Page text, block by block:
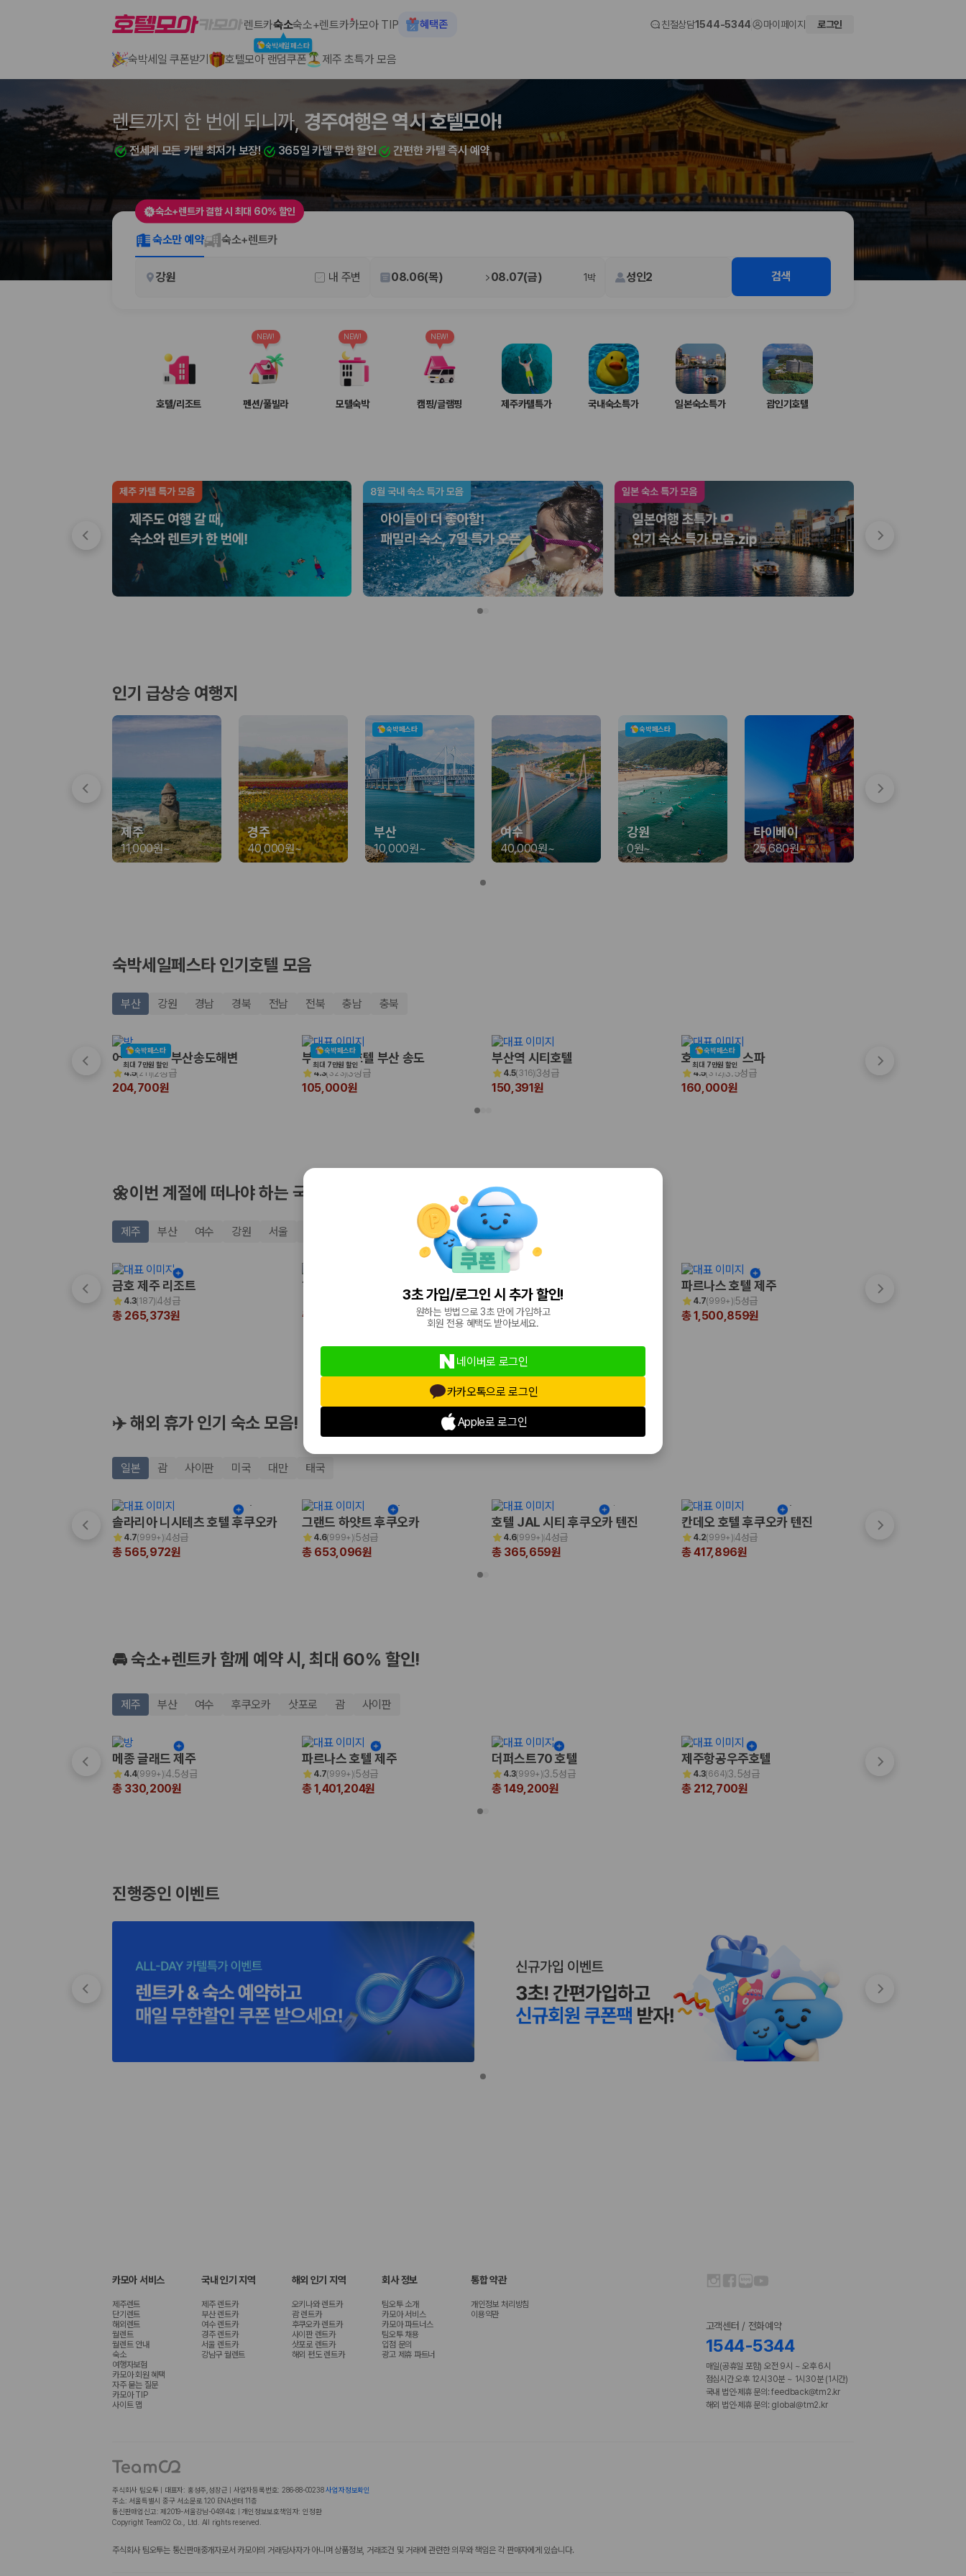
2000만 이용고객이 선택한 제주 렌트카 가격비교 플랫폼
제주렌트카 가격비교는 카모아에서 한 번에
제주도 렌트카는 업체마다 차량 가격, 보험 조건, 면책금, 보상 한도, 인수 장소, 취소 규정이 다릅니다. 카모아는 여러 제주 렌트카 업체의 조건을 한 화면에서 비교해 사용자가 자신의 일정과 예산에 맞는 차량을 선택할 수 있도
일반자차, 완전자차, 슈퍼자차의 면책금과 보상 한도를 비교합니다.
셔틀 이동, 인수 위치, 반납 편의성을 함께 확인합니다.
비교 후 원하는 차량을 바로 예약할 수 있습니다.
제주렌트카 최저가는 차량 기본요금만으로 판단하기 어렵습니다. 보험 포함 여부, 면책금, 보상 한도, 옵션 비용, 취소 수수료를 함께 확인해야 실제로 저렴한 차량을 고를 수 있습니다.
2. 보험 조건은 가격만큼 중요합니다
완전자차와 슈퍼자차는 업체별 보장 범위가 다를 수 있습니다. 카모아에서는 제주 렌트카 가격과 함께 보험 조건을 비교해 여행 스타일에 맞는 보장 수준을 선택할 수 있습니다.
3. 제주공항 접근성과 셔틀 조건을 함께 확인하세요
제주 렌트카는 차량 인수 위치와 셔틀 편의성에 따라 실제 이용 만족도가 달라집니다. 공항에서 렌트카 사무실까지의 이동 조건을 가격과 함께 비교하는 것이 좋습니다.
커플·친구 여행에서 많이 선택되며 가격과 승차감의 균형이 좋은 차종입니다.
가족 여행, 짐이 많은 여행, 장거리 이동에 적합하며 보험 조건과 차량 연식을 함께 비교하는 것이 좋습니다.
단체 여행이나 4인 이상 가족 여행에 적합하며 인원수, 짐 공간, 보험 조건을 함께 확인해야 합니다.
제주렌트카 보험까지 비교해야 진짜 가격비교입니다
동일한 차량이라도 보험 조건에 따라 실제 부담 금액이 달라질 수 있습니다. 카모아는 제주 렌트카 가격뿐 아니라 일반자차, 완전자차, 슈퍼자차 조건을 함께 확인할 수 있도록 돕습니다.
사고 발생 시 일정 금액의 면책금이 발생할 수 있습니다.
보상 한도 내에서 면책금 부담이 줄어드는 보험 조건입니다.
제주렌트카 가격비교 자주 묻는 질문
Q. 가족 여행에는 어떤 제주 렌트카를 비교해야 하나요?
제주렌트카 가격비교 주요 링크
국내 렌트카 가격비교
해외 렌트카 가격비교
렌트카숙소
숙박세일페스타
숙소+렌트카카모아 TIP 혜택존 친절상담1544-5344 마이페이지 로그인
숙박세일 쿠폰받기 호텔모아 랜덤쿠폰 제주 초특가 모음
렌트까지 한 번에 되니까, 경주여행은 역시 호텔모아!
전세계 모든 카텔 최저가 보장! 365일 카텔 무한 할인 간편한 카텔 즉시 예약
숙소+렌트카 결합 시 최대 60% 할인
숙소만 예약 숙소+렌트카
강원 내 주변 08.06(목) 08.07(금) 1박 성인2 검색
호텔/리조트 펜션/풀빌라
NEW!
모텔숙박
NEW!
캠핑/글램핑
NEW!
제주카텔특가 국내숙소특가 일본숙소특가 괌인기호텔
인기 급상승 여행지
제주
11,000원~
경주
40,000원~
숙박페스타
부산
10,000원~
여수
40,000원~
숙박페스타
강원
0원~
타이베이
25,680원~
숙박세일페스타 인기호텔 모음
부산 강원 경남 경북 전남 전북 충남 충북
숙박페스타
최대 7만원 할인
어반스테이 부산송도해변
4.5( 211)2성급
204,700원
숙박페스타
최대 7만원 할인
부산 비치 호텔 부산 송도
4.3( 323)3성급
105,000원
부산역 시티호텔
4.5(316) 3성급
150,391원
숙박페스타
최대 7만원 할인
호텔포레 더 스파
4.5( 312)3.5성급
160,000원
시타딘커넥트호
🌼이번 계절에 떠나야 하는 국내 숙소!
제주 부산 여수 강원 서울
금호 제주 리조트
4.3(187) 4성급
총 265,373원
히든 클리프 호텔&네이쳐
총 381,146원
메종 글래드 제주
4.4 999+)4.5성급
총 331,657원
파르나스 호텔 제주
4.7(999+)5성급
총 1,500,859원
노블피아 호텔
✈️ 해외 휴가 인기 숙소 모음!
일본 괌 사이판 미국 대만 태국
솔라리아 니시테츠 호텔 후쿠오카
4.7(999+)4성급
총 565,972원
그랜드 하얏트 후쿠오카
4.6(999+)5성급
총 653,096원
호텔 JAL 시티 후쿠오카 텐진
4.6(999+)4성급
총 365,659원
칸데오 호텔 후쿠오카 텐진
4.2(999+)4성급
총 417,896원
쓰시마 그랜드 호텔
🚘 숙소+렌트카 함께 예약 시, 최대 60% 할인!
제주 부산 여수 후쿠오카 삿포로 괌 사이판
메종 글래드 제주
4.4(999+)4.5성급
총 330,200원
파르나스 호텔 제주
4.7(999+)5성급
총 1,401,204원
더퍼스트70 호텔
4.3(999+)3.5성급
총 149,200원
제주항공우주호텔
4.3(664) 3.5성급
총 212,700원
파크선샤인 제주
진행중인 이벤트
카모아 서비스
제주렌트
단기렌트
해외렌트
월렌트
월렌트 안내
숙소
여행자보험
카모아 회원 혜택
자주 묻는 질문
카모아 TIP
사이트 맵
국내 인기 지역
제주 렌트카
부산 렌트카
여수 렌트카
경주 렌트카
서울 렌트카
강남구 월렌트
해외 인기 지역
오키나와 렌트카
괌 렌트카
후쿠오카 렌트카
사이판 렌트카
삿포로 렌트카
해외 편도 렌트카
회사 정보
팀오투 소개
카모아 서비스
카모아 파트너스
팀오투 채용
입점 문의
광고 제휴 파트너
통합 약관
개인정보 처리방침
이용약관
고객센터 / 전화예약
1544-5344
매일(공휴일 포함) 오전 9시 ~ 오후 6시
점심시간 오후 12시30분 ~ 1시30분 (1시간)
국내 법인·제휴 문의: feedback@tm2.kr
해외 법인·제휴 문의: global@tm2.kr
주식회사 팀오투 | 대표자: 홍성주,성장근 | 사업자등록번호: 286-88-00238 사업자정보확인
주소: 서울특별시 중구 서소문로 120 ENA센터 11층
통신판매업신고: 제2019-서울강남-04914호 | 개인정보보호책임자: 인정환
Copyright TeamO2 Co., Ltd. All rights reserved.
주식회사 팀오투는 통신판매중개자로서 카모아의 거래당사자가 아니며 상품정보, 거래조건 및 거래에 관련한 의무와 책임은 각 판매자에게 있습니다.
3초 가입/로그인 시 추가 할인!
원하는 방법으로 3초 만에 가입하고
회원 전용 혜택도 받아보세요.
네이버로 로그인
카카오톡으로 로그인
Apple로 로그인